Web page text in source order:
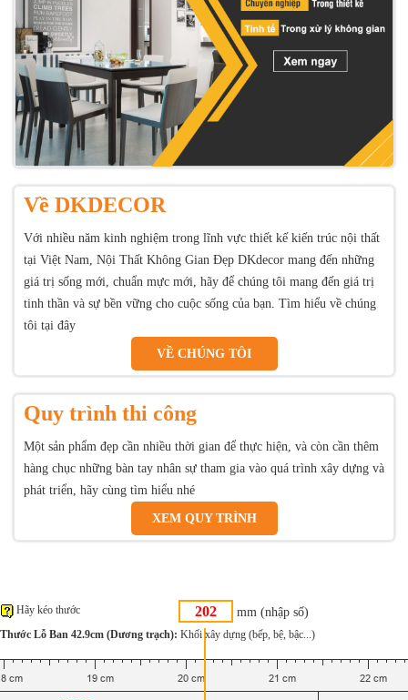
Về DKDECOR
Với nhiều năm kinh nghiệm trong lĩnh vực thiết kế kiến trúc nội thất
tại Việt Nam, Nội Thất Không Gian Đẹp DKdecor mang đến những
giá trị sống mới, chuẩn mực mới, hãy để chúng tôi mang đến giá trị
tinh thần và sự bền vững cho cuộc sống của bạn. Tìm hiểu về chúng
tôi tại đây
VỀ CHÚNG TÔI
Quy trình thi công
Một sản phẩm đẹp cần nhiều thời gian để thực hiện, và còn cần thêm
hàng chục những bàn tay nhân sự tham gia vào quá trình xây dựng và
phát triển, hãy cùng tìm hiểu nhé
XEM QUY TRÌNH
mm (nhập số)
Hãy kéo thước
Thước Lỗ Ban 42.9cm (Dương trạch): Khối xây dựng (bếp, bệ, bậc...)